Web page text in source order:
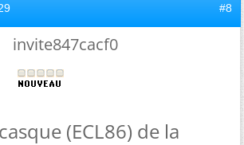
#8
invite847cacf0
(ECL86) de la